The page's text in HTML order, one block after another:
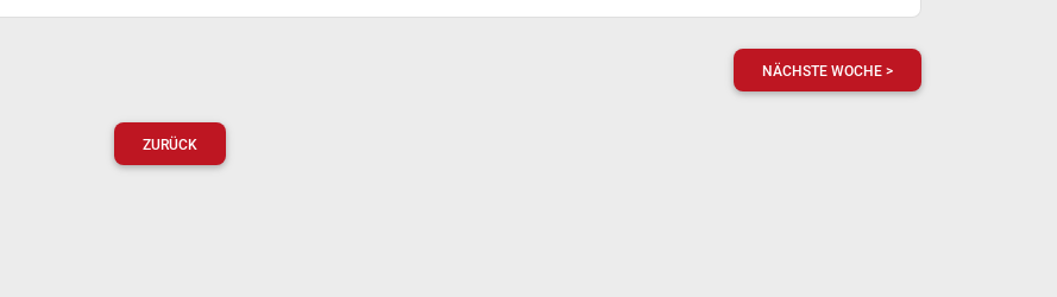
NÄCHSTE WOCHE >
ZURÜCK